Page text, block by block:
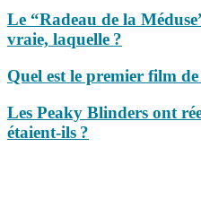
Le “Radeau de la
vraie, laquelle ?
Quel est le premier film
Les Peaky Blinders ont
étaient-ils ?